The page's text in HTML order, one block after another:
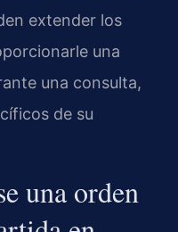
extender los
una
una consulta,
de su
una orden